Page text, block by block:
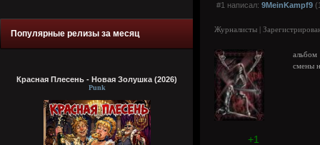
Популярные релизы за месяц
Красная Плесень - Новая Золушка (2026)
Punk
#1 написал: 9MeinKampf9
Журналисты |
альбом
смены
+1